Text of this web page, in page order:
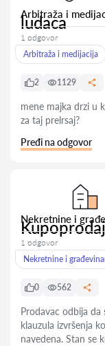
Arbitraža i
ludaca
1 odgovor
Arbitraža i medijacija
2 1129
mene majka drzi u
za taj prelrsaj?
Pređi na odgovor
Nekretnine i
1 odgovor
Nekretnine i
0 562
Prodavac odbija
klauzula izvršenja
navedena. Stan se